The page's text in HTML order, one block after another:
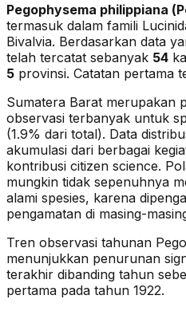
Pegophysema philippiana (
termasuk dalam famili
Bivalvia. Berdasarkan data
telah tercatat sebanyak 54
5 provinsi. Catatan pertama
Sumatera Barat merupakan
observasi terbanyak untuk
(1.9% dari total). Data
akumulasi dari berbagai
kontribusi citizen science.
mungkin tidak sepenuhnya
alami spesies, karena
pengamatan di masing-
Tren observasi tahunan
menunjukkan penurunan
terakhir dibanding tahun
pertama pada tahun 1922.